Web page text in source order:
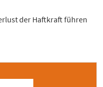
der Haftkraft führen